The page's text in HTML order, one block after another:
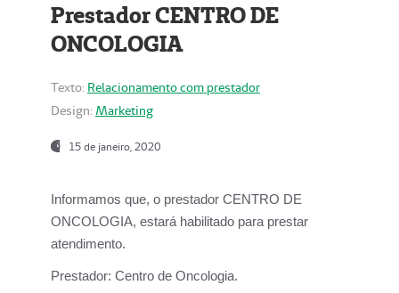
Prestador CENTRO DE
ONCOLOGIA
Texto: Relacionamento com prestador
Design: Marketing
15 de janeiro, 2020
Informamos que, o prestador CENTRO DE
ONCOLOGIA, estará habilitado para prestar
atendimento.
Prestador: Centro de Oncologia.